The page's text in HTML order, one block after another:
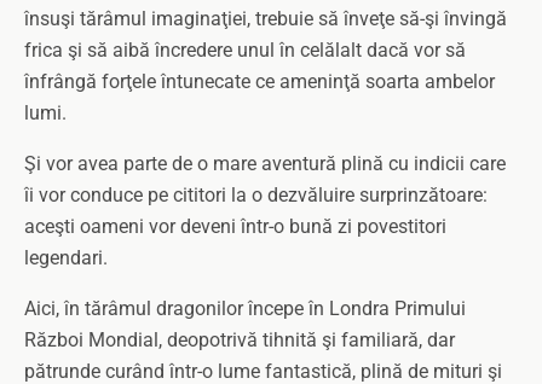
însuşi tărâmul imaginaţiei, trebuie să înveţe să-şi învingă
frica şi să aibă încredere unul în celălalt dacă vor să
înfrângă forţele întunecate ce ameninţă soarta ambelor
lumi.
Şi vor avea parte de o mare aventură plină cu indicii care
îi vor conduce pe cititori la o dezvăluire surprinzătoare:
aceşti oameni vor deveni într-o bună zi povestitori
legendari.
Aici, în tărâmul dragonilor începe în Londra Primului
Război Mondial, deopotrivă tihnită şi familiară, dar
pătrunde curând într-o lume fantastică, plină de mituri şi